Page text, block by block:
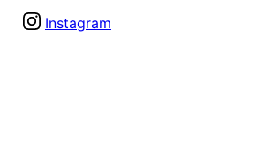
Instagram